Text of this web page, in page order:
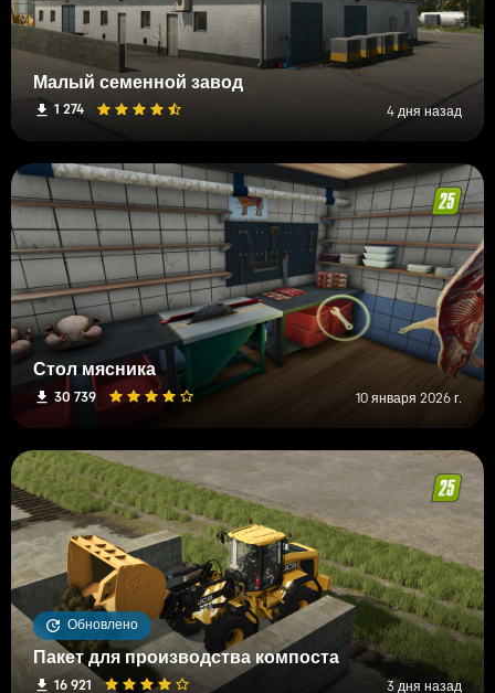
Малый семенной завод
1 274 4 дня назад
Стол мясника
30 739 10 января 2026 г.
Обновлено
Пакет для производства компоста
16 921 3 дня назад